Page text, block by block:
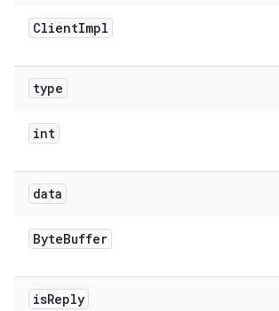
ClientImpl
type
int
data
ByteBuffer
isReply